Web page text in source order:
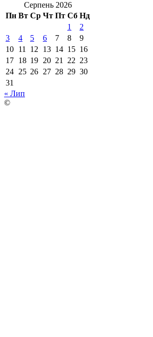
Серпень 2026
Пн Вт Ср Чт Пт Сб Нд
1
2
3
4 5 6 7 8
9
10 11 12 13 14 15 16
17 18 19 20 21 22 23
24 25 26 27 28 29 30
31
« Лип
©